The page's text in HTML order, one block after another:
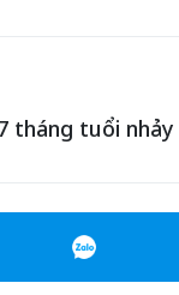
tháng tuổi